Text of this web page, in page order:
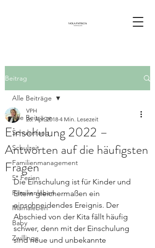
Beitrag
Alle Beiträge
Schulanfang
Schulzeit
Familienmanagement
5* Ferien
Familienleben
Mamaleben
Baby
Zwillinge
Alle Beiträge
Einschulung 2022 –
Antworten auf die häufigsten
Fragen
VPH
26. Apr. 2018 4 Min. Lesezeit
Die Einschulung ist für Kinder und
Eltern gleichermaßen ein
einschneidendes Ereignis. Der
Abschied von der Kita fällt häufig
schwer, denn mit der Einschulung
sind neue und unbekannte